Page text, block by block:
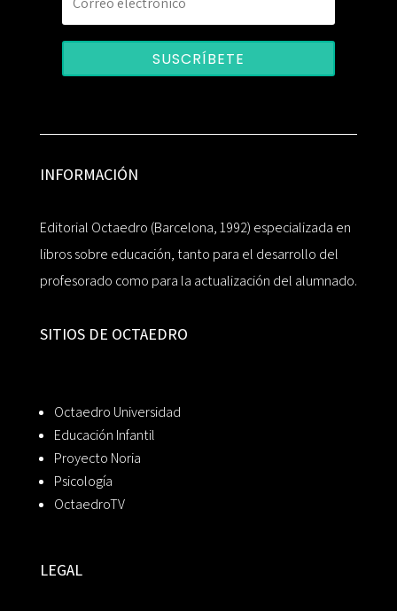
SUSCRÍBETE
INFORMACIÓN
Editorial Octaedro (Barcelona, 1992) especializada en
libros sobre educación, tanto para el desarrollo del
profesorado como para la actualización del alumnado.
SITIOS DE OCTAEDRO
Octaedro Universidad
Educación Infantil
Proyecto Noria
Psicología
OctaedroTV
LEGAL